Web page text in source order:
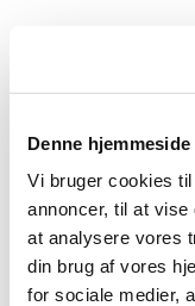
Denne
Vi bruger cookies
annoncer, til at
at analysere vores
din brug af vores
for sociale medier,